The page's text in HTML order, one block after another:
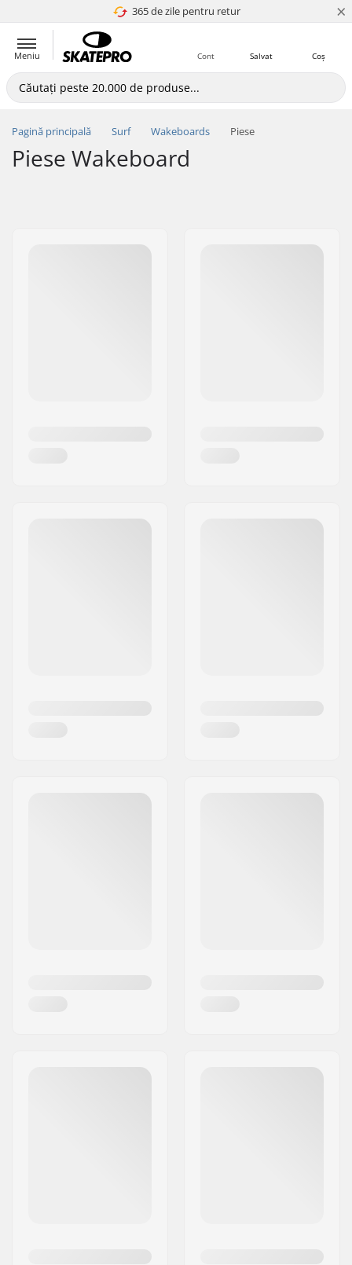
365 de zile pentru retur
4.8 a 5 ×
Meniu Coș
Salvat
Cont
Pagină principală Surf Wakeboards Piese
Piese Wakeboard